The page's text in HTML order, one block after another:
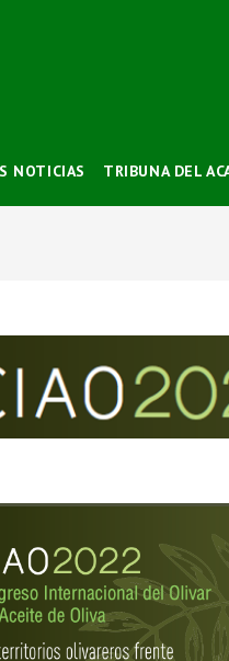
NOTICIAS TRIBUNA DEL